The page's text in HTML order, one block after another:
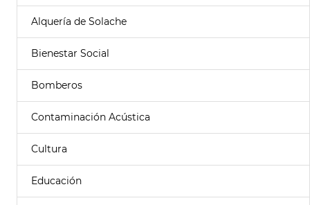
Alquería de Solache
Bienestar Social
Bomberos
Contaminación Acústica
Cultura
Educación